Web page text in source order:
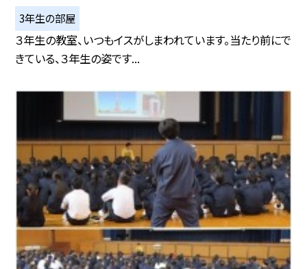
3年生の部屋
３年生の教室、いつもイスがしまわれています。当たり前にで
きている、３年生の姿です...